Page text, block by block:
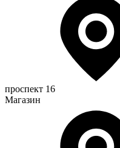
проспект 16
Магазин